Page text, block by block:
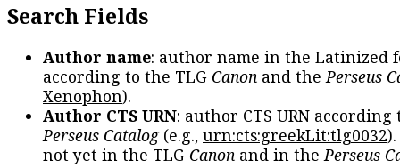
Search Fields
Author name: author name in the Latinized
according to the TLG Canon and thePerseus
Xenophon).
Author CTS URN: author CTS URN according
Perseus Catalog(e.g., urn:cts:greekLit:tlg0032
not yet in the TLG Canon and in thePerseus